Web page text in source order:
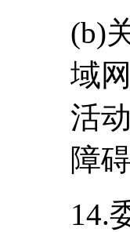
(b)
域
活
障
14.